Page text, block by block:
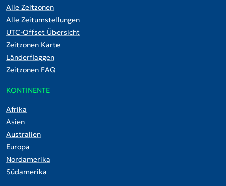
Alle Zeitzonen
Alle Zeitumstellungen
UTC-Offset Übersicht
Zeitzonen Karte
Länderflaggen
Zeitzonen FAQ
KONTINENTE
Afrika
Asien
Australien
Europa
Nordamerika
Südamerika